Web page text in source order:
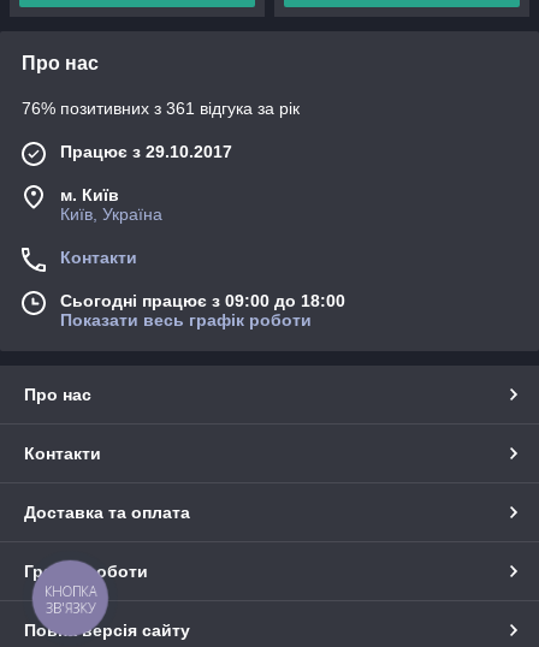
Про нас
76% позитивних з 361 відгука за рік
Працює з 29.10.2017
м. Київ
Київ, Україна
Контакти
Сьогодні працює з 09:00 до 18:00
Показати весь графік роботи
Про нас
Контакти
Доставка та оплата
Графік роботи
Повна версія сайту
КНОПКА
ЗВ'ЯЗКУ